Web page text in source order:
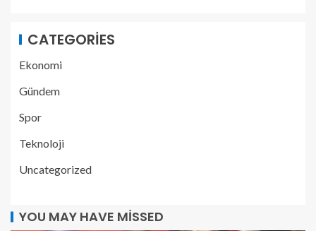
CATEGORIES
Ekonomi
Gündem
Spor
Teknoloji
Uncategorized
YOU MAY HAVE MISSED